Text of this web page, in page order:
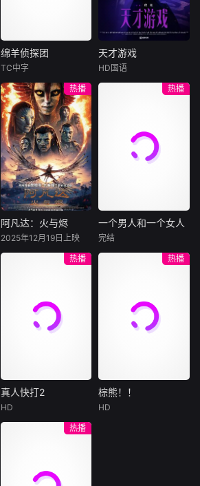
d。主持人之一Kid
从
绵羊侦探团
尼可拉斯·博朗
尼古拉斯·加利齐纳
牧羊人乔治
（休·杰克曼饰）最
爱给羊群读侦探小
说，没想到自己有
一天会离奇死亡。
他留下的3000万
巨额遗产，让每个
人貌似都有犯罪动
机。警察毫无头绪
“不务正业”迈出牧
绵羊侦探团
TC中字
天才游戏
饰），被偏执富家
公子陈伦（丁禹兮
饰）选中，被迫踏
表、神秘女友全部
备齐，在陈伦的精
瞬间拥有顶配人
天才游戏
HD国语
热播
阿凡达：火与烬
与奈蒂莉一家的命
运起伏，在前作的
情感余波之上，深
连的情感纽带的历
程，从而将故事推
维度。此外，潘多
阿凡达：火与烬
2025年12月19日上映
热播
一个男人和一个女人
饰）飞机同时落
地，入住同一家酒
店，成为一墙之隔
陷入的困境，健
康、家庭、婚姻、
一个男人和一个女人
完结
热播
真人快打2
员强尼·凯奇（卡尔·
真人快打2
HD
热播
棕熊！！
棕熊！！
HD
热播